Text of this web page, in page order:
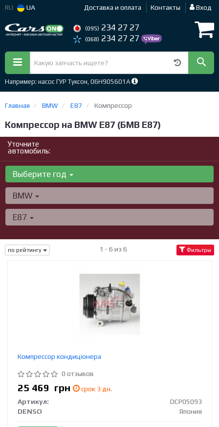
RU UA Доставка и оплата Контакты Вход
(095) 234 27 27
(068) 234 27 27
Например: насос ГУР Туксон, 06H905601A
Главная BMW E87 Компрессор
Компрессор на BMW E87 (БМВ Е87)
Уточните
автомобиль:
Выберите год
BMW
E87
по рейтингу 1 - 6 из 6 Фильтры
Компрессор кондиціонера
0 отзывов
25 469 грн
срок 3 дн.
Артикул:
DCP05093
DENSO
Япония